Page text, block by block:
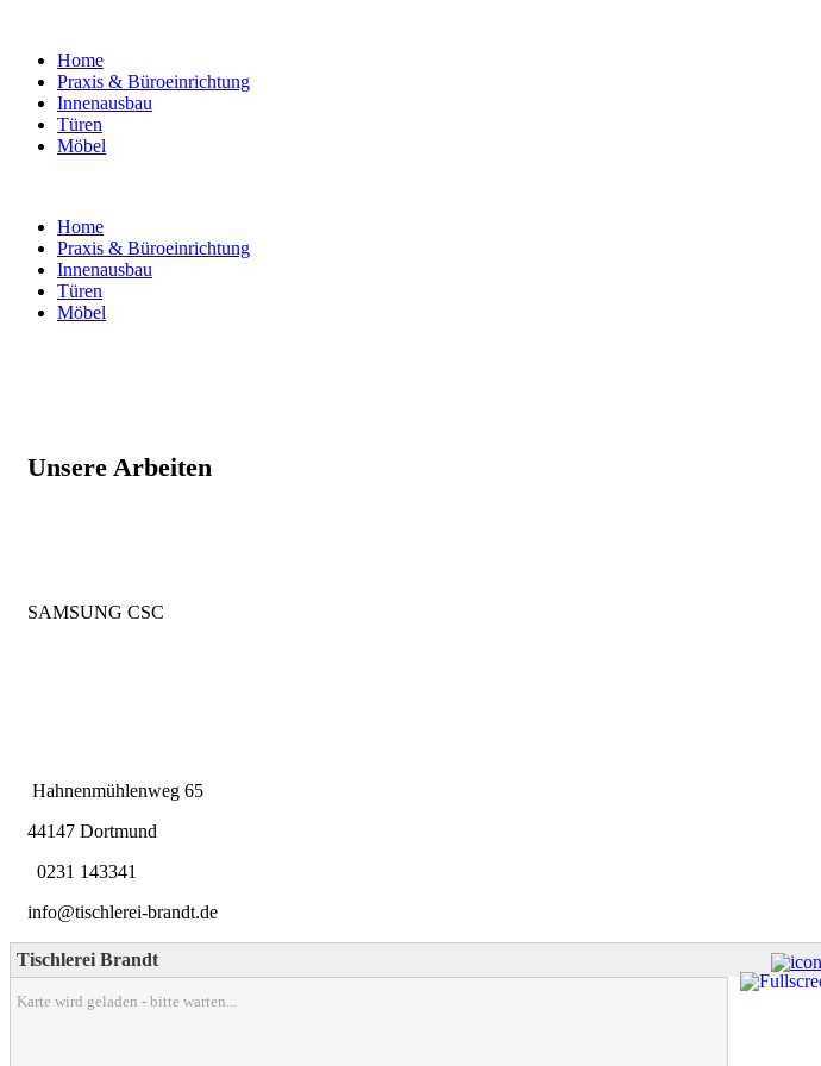
Home
Praxis & Büroeinrichtung
Innenausbau
Türen
Möbel
Home
Praxis & Büroeinrichtung
Innenausbau
Türen
Möbel
Unsere Arbeiten
SAMSUNG CSC
Hahnenmühlenweg 65
44147 Dortmund
0231 143341
info@tischlerei-brandt.de
Tischlerei Brandt
Karte wird geladen - bitte warten...